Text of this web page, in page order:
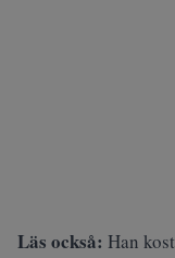
Läs också: Han